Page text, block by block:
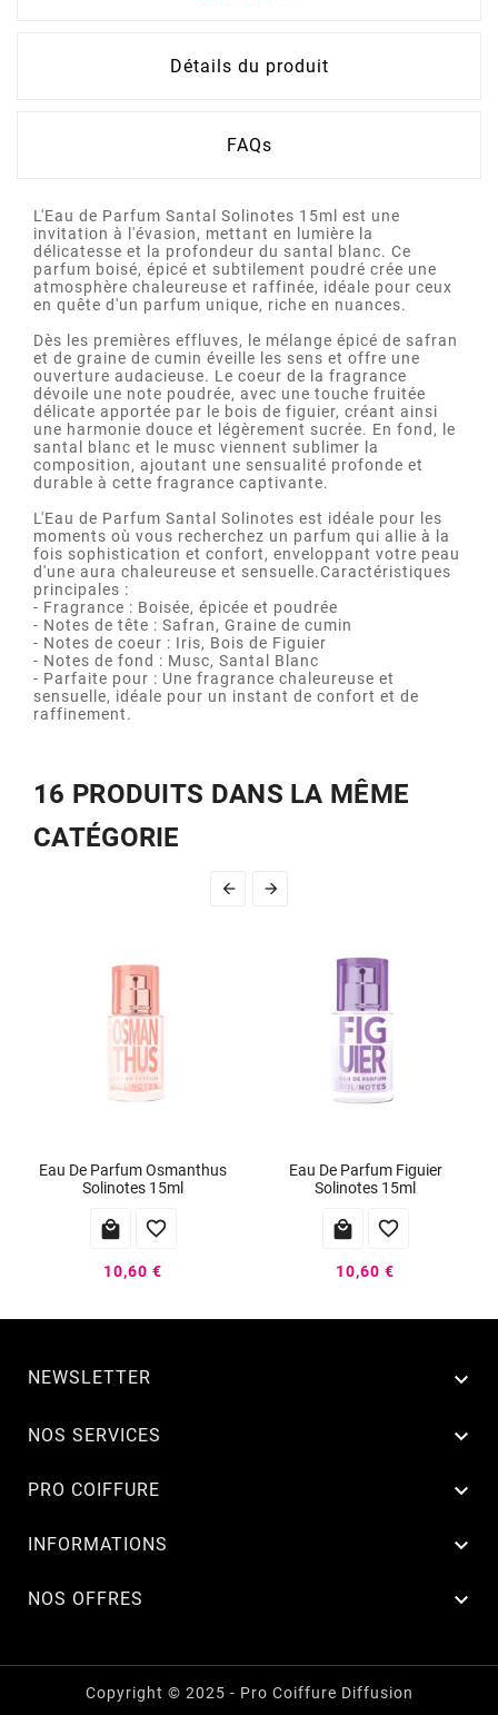
Détails du produit
FAQs
L'Eau de Parfum Santal Solinotes 15ml est une
invitation à l'évasion, mettant en lumière la
délicatesse et la profondeur du santal blanc. Ce
parfum boisé, épicé et subtilement poudré crée une
atmosphère chaleureuse et raffinée, idéale pour ceux
en quête d'un parfum unique, riche en nuances.
Dès les premières effluves, le mélange épicé de safran
et de graine de cumin éveille les sens et offre une
ouverture audacieuse. Le coeur de la fragrance
dévoile une note poudrée, avec une touche fruitée
délicate apportée par le bois de figuier, créant ainsi
une harmonie douce et légèrement sucrée. En fond, le
santal blanc et le musc viennent sublimer la
composition, ajoutant une sensualité profonde et
durable à cette fragrance captivante.
L'Eau de Parfum Santal Solinotes est idéale pour les
moments où vous recherchez un parfum qui allie à la
fois sophistication et confort, enveloppant votre peau
d'une aura chaleureuse et sensuelle.Caractéristiques
principales :
- Fragrance : Boisée, épicée et poudrée
- Notes de tête : Safran, Graine de cumin
- Notes de coeur : Iris, Bois de Figuier
- Notes de fond : Musc, Santal Blanc
- Parfaite pour : Une fragrance chaleureuse et
sensuelle, idéale pour un instant de confort et de
raffinement.
16 PRODUITS DANS LA MÊME
CATÉGORIE
 
Eau De Parfum Osmanthus
Solinotes 15ml
 
10,60 €
Eau De Parfum Figuier
Solinotes 15ml
 
10,60 €
NEWSLETTER 
NOS SERVICES 
PRO COIFFURE 
INFORMATIONS 
NOS OFFRES 
Copyright © 2025 - Pro Coiffure Diffusion